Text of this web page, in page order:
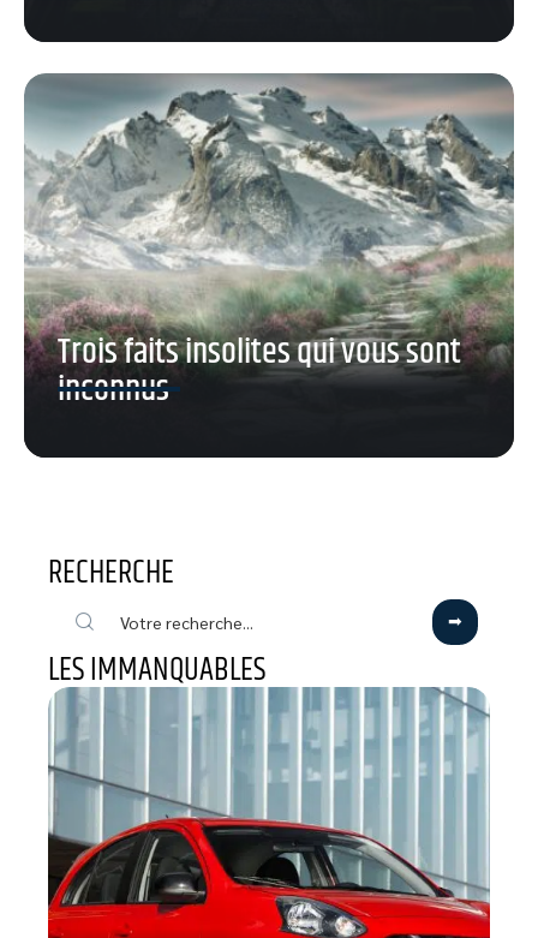
Trois faits insolites qui vous sont
inconnus
RECHERCHE
LES IMMANQUABLES